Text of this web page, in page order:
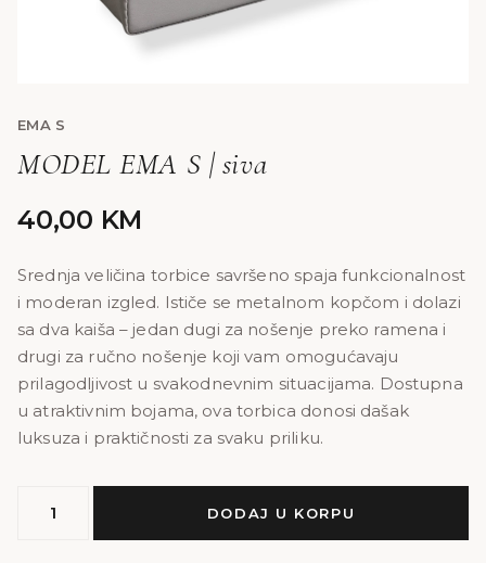
EMA S
MODEL EMA S | siva
40,00 KM
Srednja veličina torbice savršeno spaja funkcionalnost
i moderan izgled. Ističe se metalnom kopčom i dolazi
sa dva kaiša – jedan dugi za nošenje preko ramena i
drugi za ručno nošenje koji vam omogućavaju
prilagodljivost u svakodnevnim situacijama. Dostupna
u atraktivnim bojama, ova torbica donosi dašak
luksuza i praktičnosti za svaku priliku.
EMA
DODAJ U KORPU